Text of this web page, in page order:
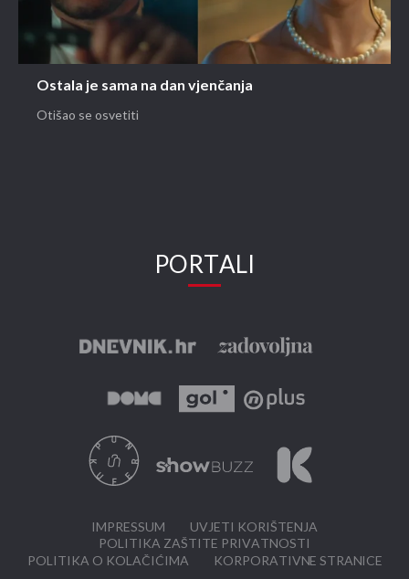
Ostala je sama na dan vjenčanja
Otišao se osvetiti
PORTALI
IMPRESSUM
UVJETI KORIŠTENJA
POLITIKA ZAŠTITE PRIVATNOSTI
POLITIKA O KOLAČIĆIMA
KORPORATIVNE STRANICE